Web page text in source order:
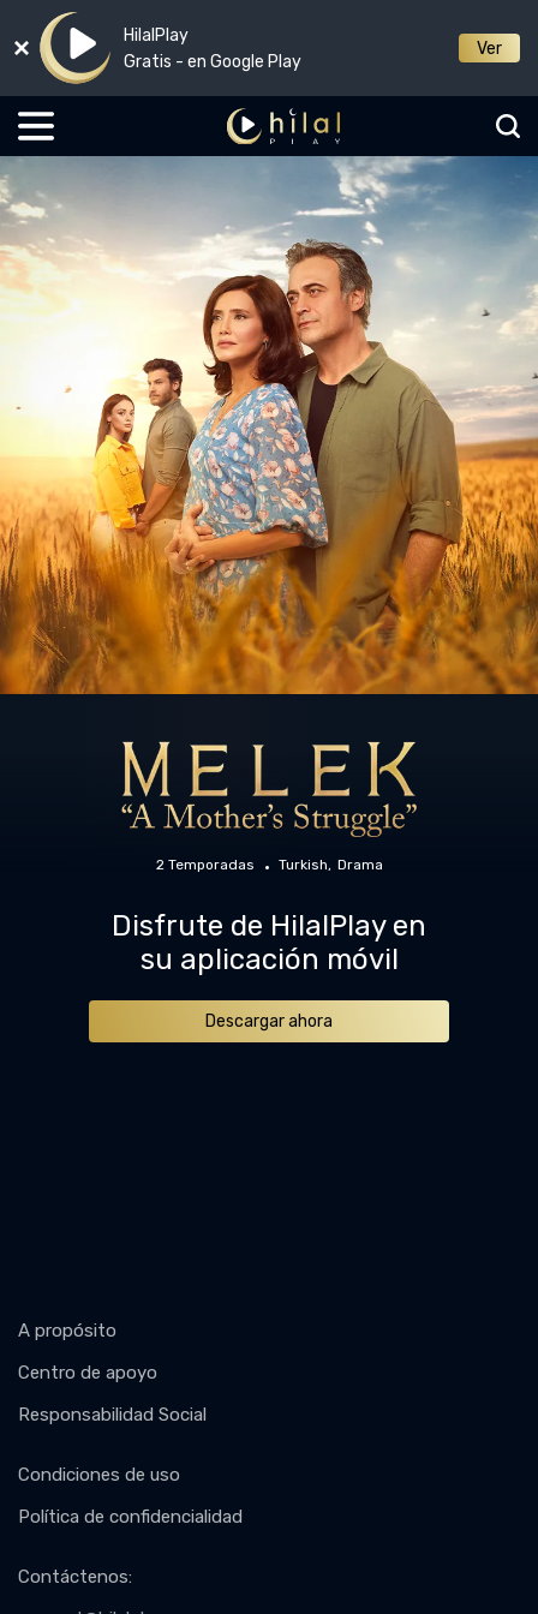
HilalPlay
Gratis - en Google Play
Ver
2 Temporadas Turkish Drama
Disfrute de HilalPlay en
su aplicación móvil
Descargar ahora
A propósito
Centro de apoyo
Responsabilidad Social
Condiciones de uso
Política de confidencialidad
Contáctenos: